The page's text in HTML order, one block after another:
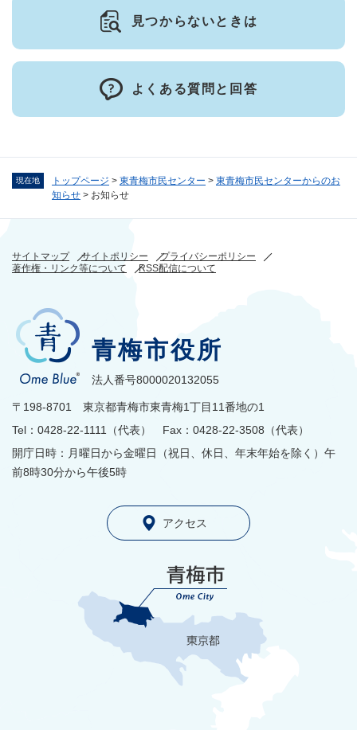
現在地 トップページ > 東青梅市民センター > 東青梅市民センターからのお
知らせ > お知らせ
見つからないときは
よくある質問と回答
サイトマップ サイトポリシー
プライバシーポリシー
著作権・リンク等について
RSS配信について
青梅市役所
法人番号8000020132055
〒198-8701 東京都青梅市東青梅1丁目11番地の1
Tel：0428-22-1111（代表） Fax：0428-22-3508（代表）
開庁日時：月曜日から金曜日（祝日、休日、年末年始を除く）午
前8時30分から午後5時
アクセス